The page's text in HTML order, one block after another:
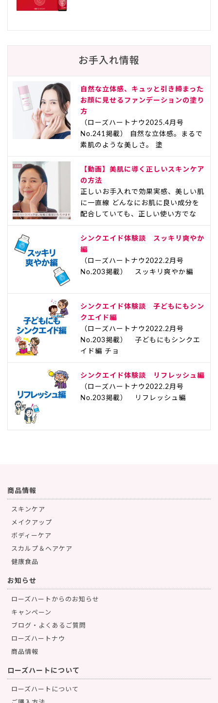
お手入れ情報
自然な立体感、キュッと引き締まった
お顔に見せるファンデーションの塗り
方
（ローズハートナウ2025.4月号
No.241掲載） 自然な立体感。まるで
素肌のような美しさ。 塗
【動画】美肌に導く正しいスキンケア
の方法
正しいお手入れで効果実感、美しい肌
に一直線 どんなにお肌に良い成分を
配合していても、正しい使い方でな
シンクエイド体験談 スッキリ爽やか
編
（ローズハートナウ2022.2月号
No.203掲載） スッキリ爽やか編
シンクエイド体験談 子どもにもシン
クエイド編
（ローズハートナウ2022.2月号
No.203掲載） 子どもにもシンクエ
イド編 チョ
シンクエイド体験談 リフレッシュ編
（ローズハートナウ2022.2月号
No.203掲載） リフレッシュ編
商品情報
スキンケア
メイクアップ
ボディーケア
スカルプ＆ヘアケア
健康食品
お知らせ
ローズハートからのお知らせ
キャンペーン
ブログ・よくあるご質問
ローズハートナウ
商品情報
ローズハートについて
ローズハートについて